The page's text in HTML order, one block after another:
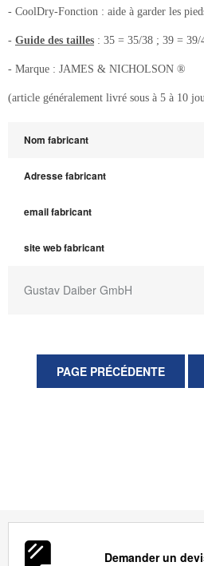
- CoolDry-Fonction : aide à garder les
- Guide des tailles : 35 = 35/38 ; 39 =
- Marque : JAMES & NICHOLSON ®
(article généralement livré sous à 5 à 10
Nom fabricant
Adresse fabricant
email fabricant
site web fabricant
Gustav Daiber GmbH
Demander un